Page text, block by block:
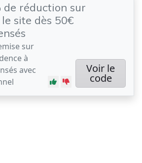
de réduction sur
site dès 50€
sur
à
avec
Voir le
code